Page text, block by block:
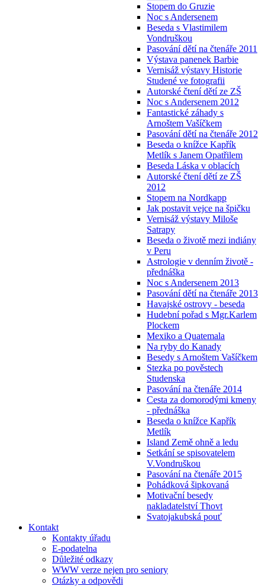
Stopem do Gruzie
Noc s Andersenem
Beseda s Vlastimilem
Vondruškou
Pasování dětí na čtenáře 2011
Výstava panenek Barbie
Vernisáž výstavy Historie
Studené ve fotografii
Autorské čtení dětí ze ZŠ
Noc s Andersenem 2012
Fantastické záhady s
Arnoštem Vašíčkem
Pasování dětí na čtenáře 2012
Beseda o knížce Kapřík
Metlík s Janem Opatřilem
Beseda Láska v oblacích
Autorské čtení dětí ze ZŠ
2012
Stopem na Nordkapp
Jak postavit vejce na špičku
Vernisáž výstavy Miloše
Satrapy
Beseda o životě mezi indiány
v Peru
Astrologie v denním životě -
přednáška
Noc s Andersenem 2013
Pasování dětí na čtenáře 2013
Havajské ostrovy - beseda
Hudební pořad s Mgr.Karlem
Plockem
Mexiko a Quatemala
Na ryby do Kanady
Besedy s Arnoštem Vašíčkem
Stezka po pověstech
Studenska
Pasování na čtenáře 2014
Cesta za domorodými kmeny
- přednáška
Beseda o knížce Kapřík
Metlík
Island Země ohně a ledu
Setkání se spisovatelem
V.Vondruškou
Pasování na čtenáře 2015
Pohádková šipkovaná
Motivační besedy
nakladatelství Thovt
Svatojakubská pouť
Kontakt
Kontakty úřadu
E-podatelna
Důležité odkazy
WWW verze nejen pro seniory
Otázky a odpovědi